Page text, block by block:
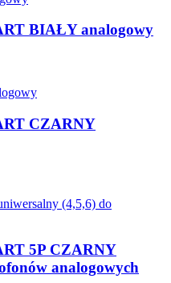
BIAŁY analogowy
CZARNY
5P CZARNY
analogowych